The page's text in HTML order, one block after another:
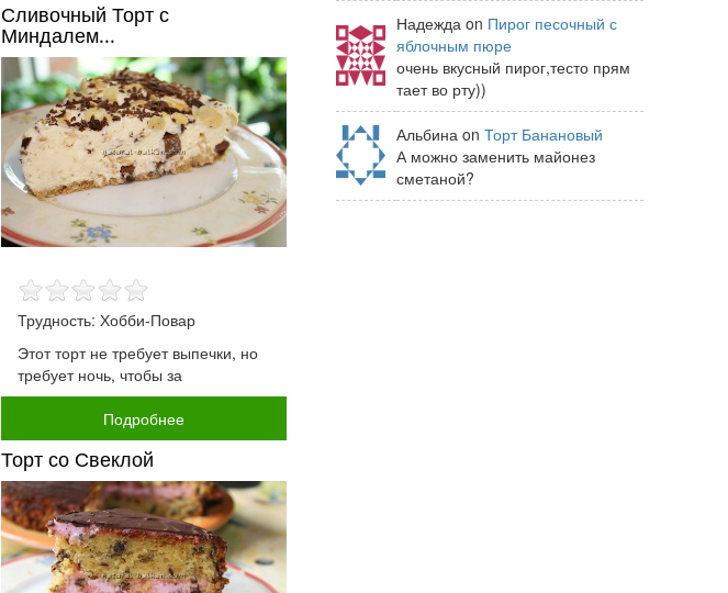
Сливочный Торт с
Миндалем...
Трудность: Хобби-Повар
Этот торт не требует выпечки, но
требует ночь, чтобы за
Подробнее
Торт со Свеклой
Надежда on Пирог песочный с
яблочным пюре
очень вкусный пирог,тесто прям
тает во рту))
Альбина on Торт Банановый
А можно заменить майонез
сметаной?